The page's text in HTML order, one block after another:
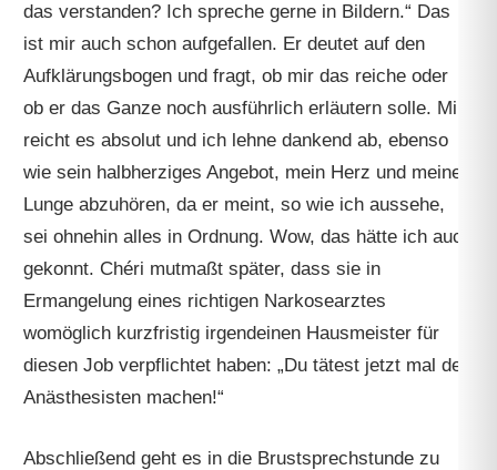
das verstanden? Ich spreche gerne in Bildern.“ Das
ist mir auch schon aufgefallen. Er deutet auf den
Aufklärungsbogen und fragt, ob mir das reiche oder
ob er das Ganze noch ausführlich erläutern solle. Mir
reicht es absolut und ich lehne dankend ab, ebenso
wie sein halbherziges Angebot, mein Herz und meine
Lunge abzuhören, da er meint, so wie ich aussehe,
sei ohnehin alles in Ordnung. Wow, das hätte ich auch
gekonnt. Chéri mutmaßt später, dass sie in
Ermangelung eines richtigen Narkosearztes
womöglich kurzfristig irgendeinen Hausmeister für
diesen Job verpflichtet haben: „Du tätest jetzt mal den
Anästhesisten machen!“
Abschließend geht es in die Brustsprechstunde zu